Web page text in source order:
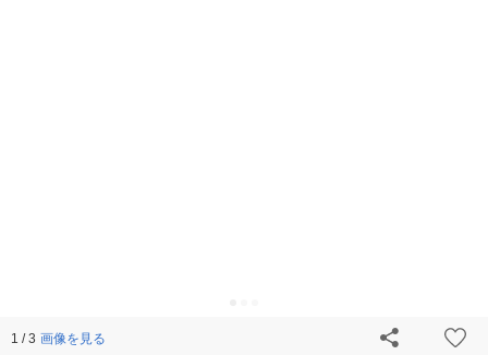
1 / 3 画像を見る